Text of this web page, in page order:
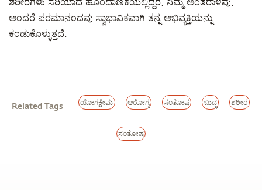
ಶರೀರಗಳು ಸರಿಯಾದ ಹೊಂದಾಣಿಕೆಯಲ್ಲಿದ್ದರೆ, ನಿಮ್ಮ ಅಂತರಾಳವು,
ಅಂದರೆ ಪರಮಾನಂದವು ಸ್ವಾಭಾವಿಕವಾಗಿ ತನ್ನ ಅಭಿವ್ಯಕ್ತಿಯನ್ನು
ಕಂಡುಕೊಳ್ಳುತ್ತದೆ.
Related Tags ಯೋಗಕ್ಷೇಮ ಆರೋಗ್ಯ ಸಂತೋಷ ಬುದ್ಧ ಶರೀರ
ಸಂತೋಷ